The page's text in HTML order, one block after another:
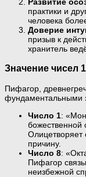
практики и
человека
Доверие
призыв к
хранитель
Значение чисел
Пифагор,
фундаментальными
Число 1:
божественной
Олицетворяет
причину.
Число 8:
Пифагор
неизбежной